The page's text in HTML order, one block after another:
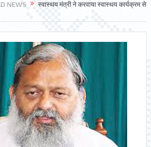
NEWS
स्वास्थय मंत्री ने करवाया स्वास्थय कार्यक्रम से